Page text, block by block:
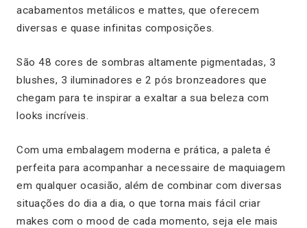
acabamentos metálicos e mattes, que oferecem
diversas e quase infinitas composições.
São 48 cores de sombras altamente pigmentadas, 3
blushes, 3 iluminadores e 2 pós bronzeadores que
chegam para te inspirar a exaltar a sua beleza com
looks incríveis.
Com uma embalagem moderna e prática, a paleta é
perfeita para acompanhar a necessaire de maquiagem
em qualquer ocasião, além de combinar com diversas
situações do dia a dia, o que torna mais fácil criar
makes com o mood de cada momento, seja ele mais